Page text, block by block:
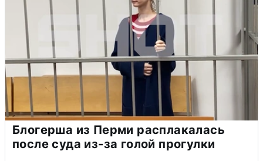
Блогерша из Перми расплакалась
после суда из-за голой прогулки